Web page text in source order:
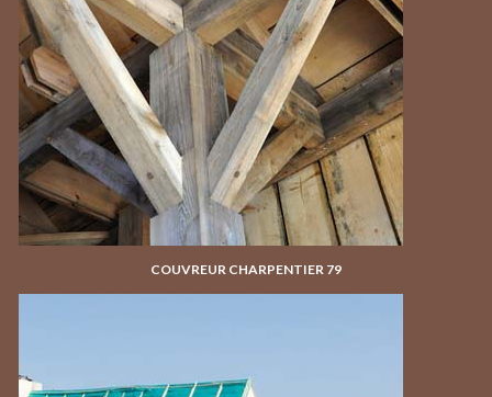
COUVREUR CHARPENTIER 79